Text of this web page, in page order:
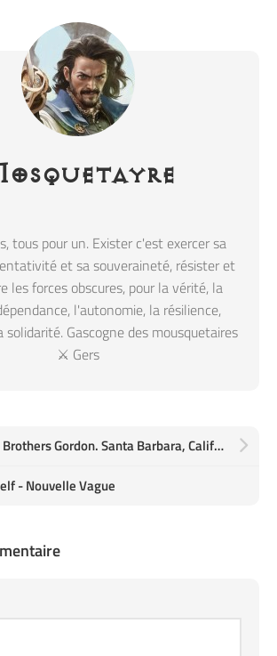
tous pour un. Exister c'est exercer sa
et sa souveraineté, résister et
les forces obscures, pour la vérité, la
l'autonomie, la résilience,
Gascogne des mousquetaires
⚔️ Gers
Brothers Adler. Brothers Gordon. Santa Barbara, California. Camera/Edit: Michael Kew
- Nouvelle Vague